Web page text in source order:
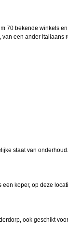
70 bekende winkels
een ander Italiaans
staat van onderhoud.
koper, op deze
ook geschikt